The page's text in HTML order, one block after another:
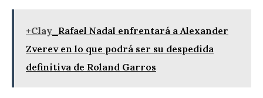
+Clay Rafael Nadal enfrentará a Alexander
Zverev en lo que podrá ser su despedida
definitiva de Roland Garros